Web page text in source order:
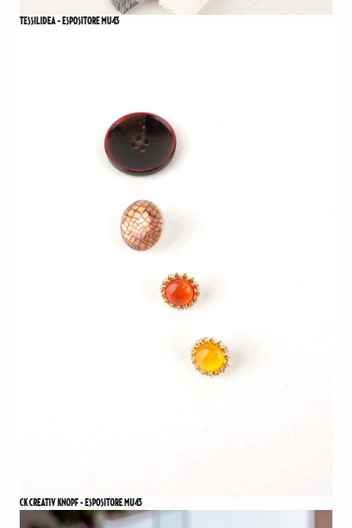
TESSILIDEA - ESPOSITORE MU43
CK CREATIV KNOPF - ESPOSITORE MU43